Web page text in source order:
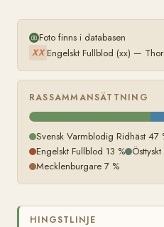
Foto finns i databasen
XX Engelskt Fullblod (xx) —
RASSAMMANSÄTTNING
Svensk Varmblodig Ridhäst 47
Engelskt Fullblod 13 %
Mecklenburgare 7 %
HINGSTLINJE